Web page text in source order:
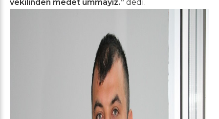
vekilinden medet ummayız.” dedi.